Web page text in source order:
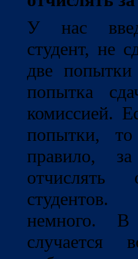
У нас
студент, не
две попытки
попытка
комиссией.
попытки,
правило,
немного.
случается